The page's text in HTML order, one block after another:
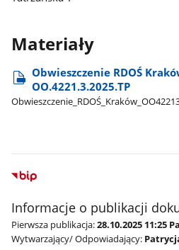
Materiały
Obwieszczenie RDOŚ
OO.4221.3.2025.TP
Informacje o publikacji
Pierwsza publikacja:28.10.2025 11:25
Wytwarzający/ Odpowiadający: